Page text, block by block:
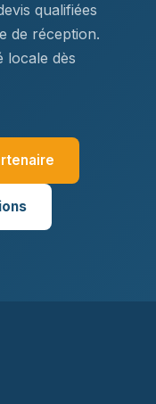
qualifiées
de réception.
locale dès